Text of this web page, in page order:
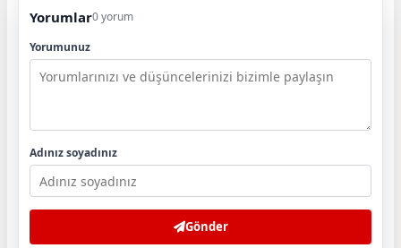
Yorumlar0 yorum
Yorumunuz
Adınız soyadınız
Gönder